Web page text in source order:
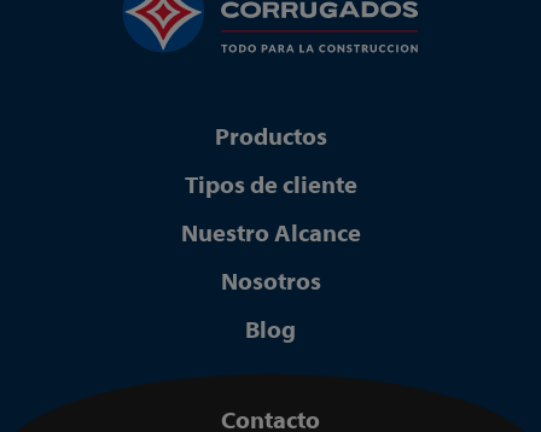
Productos
Tipos de cliente
Nuestro Alcance
Nosotros
Blog
Contacto